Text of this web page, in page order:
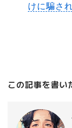
けに騙さ
この記事を書い